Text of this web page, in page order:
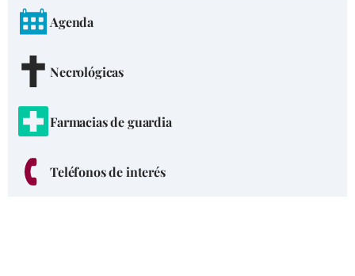
Agenda
Necrológicas
Farmacias de guardia
Teléfonos de interés